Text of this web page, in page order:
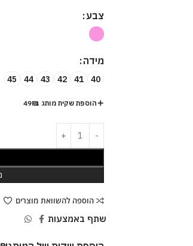
צבע
מידה
40
41
42
43
44
45
הוספת שקית מותג ב-49₪
הוספה להשוואת מוצרים
שתף באמצעות